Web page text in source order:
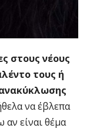
στους νέους
τους ή
να έβλεπα
είναι θέμα